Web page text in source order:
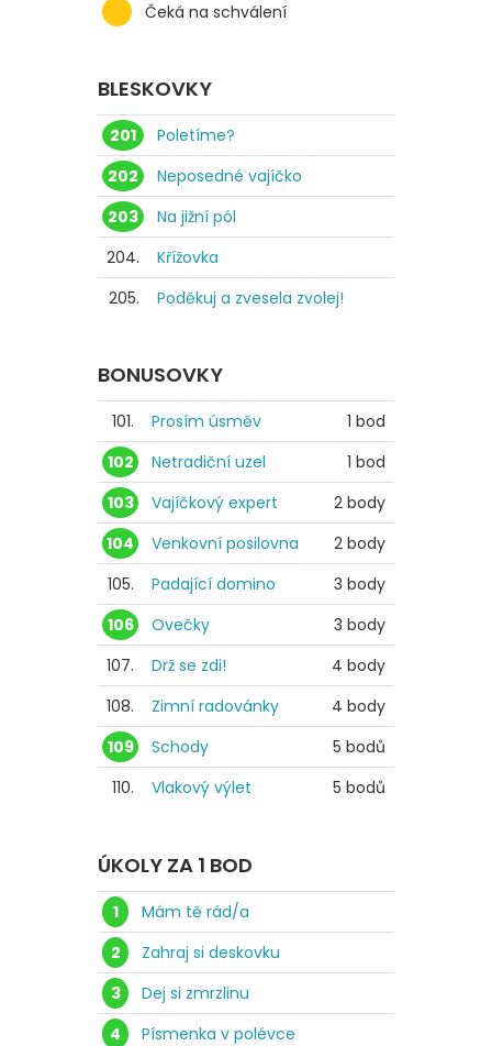
Čeká na schválení
BLESKOVKY
201
Poletíme?
202
Neposedné vajíčko
203
Na jižní pól
204.
Křížovka
205.
Poděkuj a zvesela zvolej!
BONUSOVKY
101. Prosím úsměv
1 bod
102
Netradiční uzel
1 bod
103
Vajíčkový expert
2 body
104
Venkovní posilovna
2 body
105.
Padající domino
3 body
106
Ovečky
3 body
107.
Drž se zdi!
4 body
108.
Zimní radovánky
4 body
109
Schody
5 bodů
110.
Vlakový výlet 5 bodů
ÚKOLY ZA 1 BOD
1
Mám tě rád/a
2
Zahraj si deskovku
3
Dej si zmrzlinu
4
Písmenka v polévce